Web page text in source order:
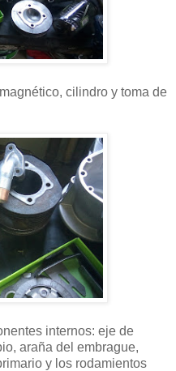
cilindro y toma de
internos: eje de
araña del embrague,
y los rodamientos